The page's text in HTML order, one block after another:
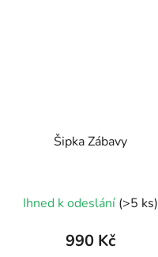
Šipka Zábavy
Ihned k odeslání (>5 ks)
990 Kč